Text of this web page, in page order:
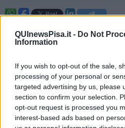
QUInewsPisa.it - Do Not
Information
If you wish to opt-out of the sale,
processing of your personal or
targeted advertising by us, please
section to confirm your selection.
opt-out request is processed you
interest-based ads based on
i lavori di
piazzale intitolato al "Carnevale
manifestazione che contribuì a
cambiare look all'insegna della
urbano.
Grazie aun investimento di 73.500
l’intervento prevede il
fondo del piazzale e la realizzazione,
una fascia drenante con staccionata